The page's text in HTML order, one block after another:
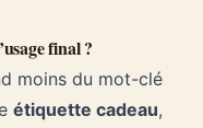
final ?
moins du mot-clé
étiquette cadeau,